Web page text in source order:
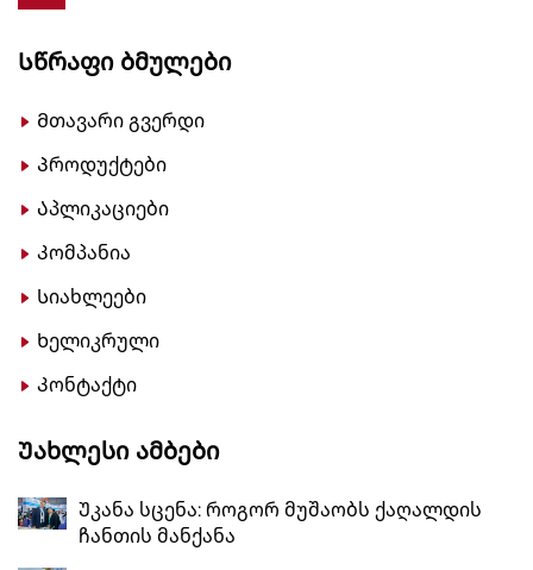
Სწრაფი Ბმულები
Მთავარი გვერდი
Პროდუქტები
Აპლიკაციები
Კომპანია
Სიახლეები
Ხელიკრული
Კონტაქტი
Უახლესი Ამბები
Უკანა სცენა: როგორ მუშაობს ქაღალდის
ჩანთის მანქანა